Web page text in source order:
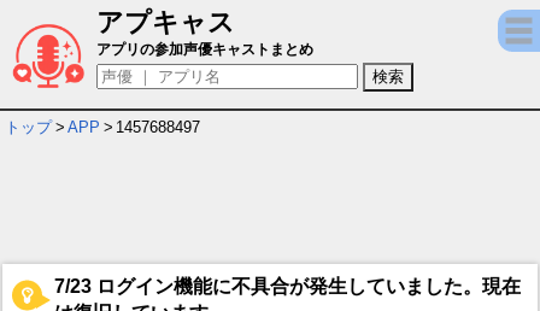
アプキャス
ブラックスター -Theater Starless- キャラ＆
アプリの参加声優キャストまとめ
トップ > APP > 1457688497
7/23 ログイン機能に不具合が発生していました。現在